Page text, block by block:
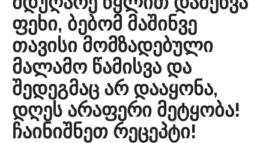
ფეხი, ბებომ მაშინვე
თავისი მომზადებული
მალამო წამისვა და
შედეგმაც არ დააყონა,
დღეს არაფერი მეტყობა!
ჩაინიშნეთ რეცეპტი!